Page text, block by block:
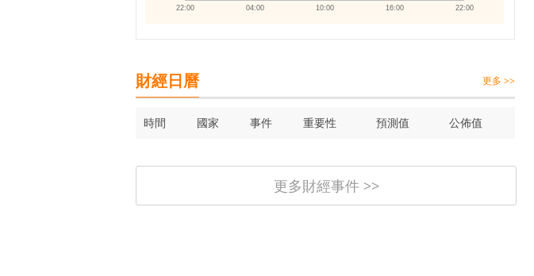
22:00 04:00 10:00 16:00 22:00
財經日曆 更多 >>
時間 國家 事件 重要性 預測值 公佈值
更多財經事件 >>